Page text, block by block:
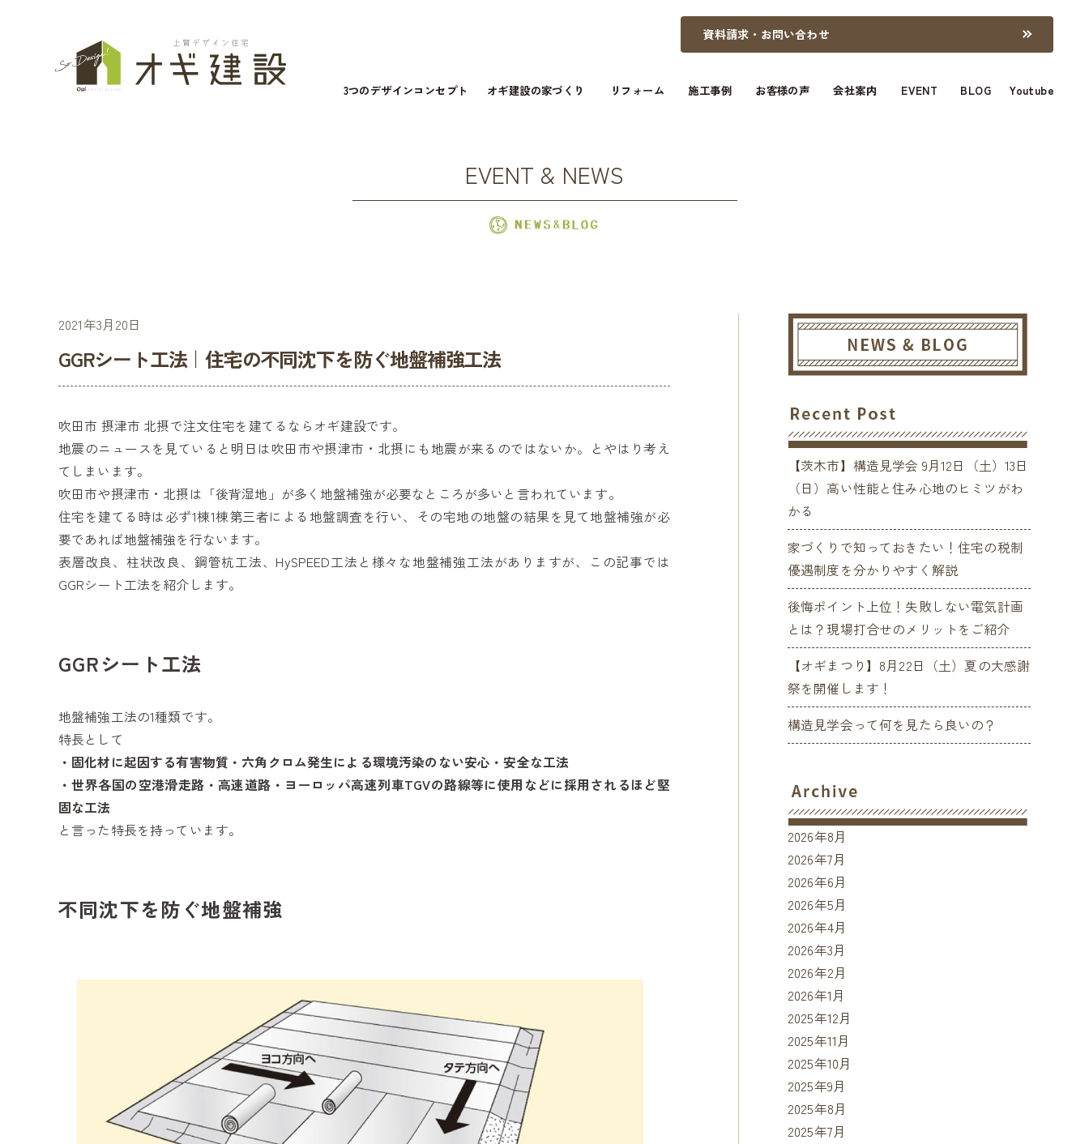
資料請求・お問い合わせ
3つのデザインコンセプト オギ建設の家づくり リフォーム 施工事例 お客様の声 会社案内 EVENT BLOG Youtube
EVENT & NEWS
2021年3月20日
GGRシート工法｜住宅の不同沈下を防ぐ地盤補強工法
吹田市 摂津市 北摂で注文住宅を建てるならオギ建設です。
地震のニュースを見ていると明日は吹田市や摂津市・北摂にも地震が来るのではないか。とやはり考え
てしまいます。
吹田市や摂津市・北摂は「後背湿地」が多く地盤補強が必要なところが多いと言われています。
住宅を建てる時は必ず1棟1棟第三者による地盤調査を行い、その宅地の地盤の結果を見て地盤補強が必
要であれば地盤補強を行ないます。
表層改良、柱状改良、鋼管杭工法、HySPEED工法と様々な地盤補強工法がありますが、この記事では
GGRシート工法を紹介します。
GGRシート工法
地盤補強工法の1種類です。
特長として
・固化材に起因する有害物質・六角クロム発生による環境汚染のない安心・安全な工法
・世界各国の空港滑走路・高速道路・ヨーロッパ高速列車TGVの路線等に使用などに採用されるほど堅
固な工法
と言った特長を持っています。
不同沈下を防ぐ地盤補強
【茨木市】構造見学会 9月12日（土）13日
（日）高い性能と住み心地のヒミツがわ
かる
家づくりで知っておきたい！住宅の税制
優遇制度を分かりやすく解説
後悔ポイント上位！失敗しない電気計画
とは？現場打合せのメリットをご紹介
【オギまつり】8月22日（土）夏の大感謝
祭を開催します！
構造見学会って何を見たら良いの？
2026年8月
2026年7月
2026年6月
2026年5月
2026年4月
2026年3月
2026年2月
2026年1月
2025年12月
2025年11月
2025年10月
2025年9月
2025年8月
2025年7月